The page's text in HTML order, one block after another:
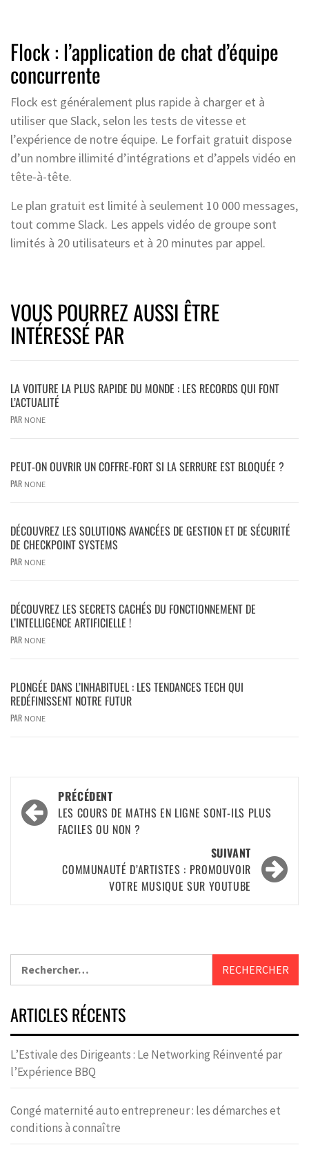
Flock : l’application de chat d’équipe
concurrente
Flock est généralement plus rapide à charger et à
utiliser que Slack, selon les tests de vitesse et
l’expérience de notre équipe. Le forfait gratuit dispose
d’un nombre illimité d’intégrations et d’appels vidéo en
tête-à-tête.
Le plan gratuit est limité à seulement 10 000 messages,
tout comme Slack. Les appels vidéo de groupe sont
limités à 20 utilisateurs et à 20 minutes par appel.
VOUS POURREZ AUSSI ÊTRE
INTÉRESSÉ PAR
LA VOITURE LA PLUS RAPIDE DU MONDE : LES RECORDS QUI FONT
L’ACTUALITÉ
PAR NONE
PEUT-ON OUVRIR UN COFFRE-FORT SI LA SERRURE EST BLOQUÉE ?
PAR NONE
DÉCOUVREZ LES SOLUTIONS AVANCÉES DE GESTION ET DE SÉCURITÉ
DE CHECKPOINT SYSTEMS
PAR NONE
DÉCOUVREZ LES SECRETS CACHÉS DU FONCTIONNEMENT DE
L’INTELLIGENCE ARTIFICIELLE !
PAR NONE
PLONGÉE DANS L’INHABITUEL : LES TENDANCES TECH QUI
REDÉFINISSENT NOTRE FUTUR
PAR NONE
PRÉCÉDENT
LES COURS DE MATHS EN LIGNE SONT-ILS PLUS
FACILES OU NON ?
SUIVANT
COMMUNAUTÉ D’ARTISTES : PROMOUVOIR
VOTRE MUSIQUE SUR YOUTUBE
ARTICLES RÉCENTS
L’Estivale des Dirigeants : Le Networking Réinventé par
l’Expérience BBQ
Congé maternité auto entrepreneur : les démarches et
conditions à connaître